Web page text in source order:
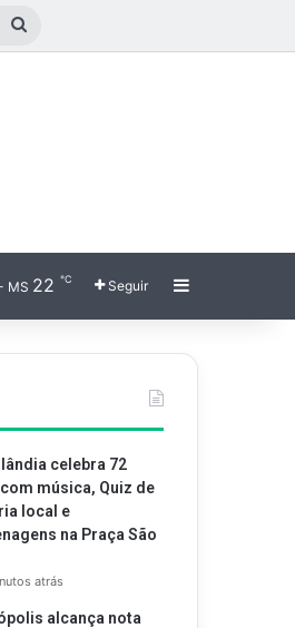
MS 22 ℃ Seguir Barra Lateral
celebra 72
música, Quiz de
local e
na Praça São
atrás
alcança nota